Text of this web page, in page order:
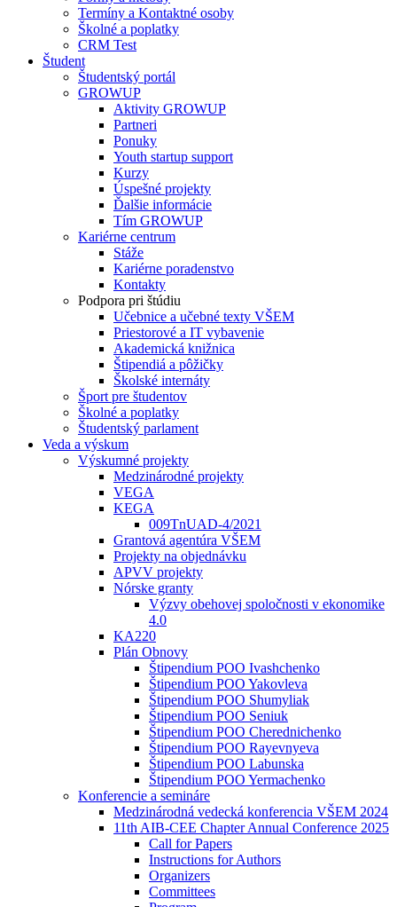
Termíny a Kontaktné osoby
Školné a poplatky
CRM Test
Študent
Študentský portál
GROWUP
Aktivity GROWUP
Partneri
Ponuky
Youth startup support
Kurzy
Úspešné projekty
Ďalšie informácie
Tím GROWUP
Kariérne centrum
Stáže
Kariérne poradenstvo
Kontakty
Podpora pri štúdiu
Učebnice a učebné texty VŠEM
Priestorové a IT vybavenie
Akademická knižnica
Štipendiá a pôžičky
Školské internáty
Šport pre študentov
Školné a poplatky
Študentský parlament
Veda a výskum
Výskumné projekty
Medzinárodné projekty
VEGA
KEGA
009TnUAD-4/2021
Grantová agentúra VŠEM
Projekty na objednávku
APVV projekty
Nórske granty
Výzvy obehovej spoločnosti v ekonomike
4.0
KA220
Plán Obnovy
Štipendium POO Ivashchenko
Štipendium POO Yakovleva
Štipendium POO Shumyliak
Štipendium POO Seniuk
Štipendium POO Cherednichenko
Štipendium POO Rayevnyeva
Štipendium POO Labunska
Štipendium POO Yermachenko
Konferencie a semináre
Medzinárodná vedecká konferencia VŠEM 2024
11th AIB-CEE Chapter Annual Conference 2025
Call for Papers
Instructions for Authors
Organizers
Committees